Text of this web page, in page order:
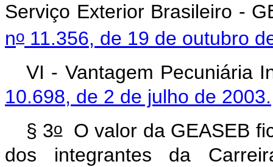
Serviço Exterior Brasileiro -
no 11.356, de 19 de outubro
VI - Vantagem Pecuniária
10.698, de 2 de julho de 2003.
§ 3oO valor da GEASEB
dos integrantes da